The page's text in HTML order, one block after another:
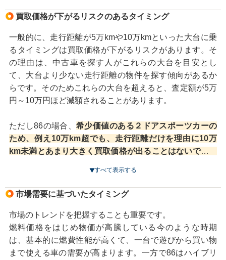
買取価格が下がるリスクのあるタイミング
一般的に、走行距離が5万kmや10万kmといった大台に乗
るタイミングは買取価格が下がるリスクがあります。そ
の理由は、中古車を探す人がこれらの大台を目安とし
て、大台より少ない走行距離の物件を探す傾向があるか
らです。そのためこれらの大台を超えると、査定額が5万
円～10万円ほど減額されることがあります。
ただし86の場合、 希少価値のある２ドアスポーツカーの
ため、例え10万km超でも、走行距離だけを理由に10万
km未満とあまり大きく買取価格が出ることはないでしょ
避けられません。
べく高く売却したいなら早めに手放すことを検討すると
良いでしょう。
すべて表示する
市場需要に基づいたタイミング
市場のトレンドを把握することも重要です。
燃料価格をはじめ物価が高騰している今のような時期
は、基本的に燃費性能が高くて、一台で遊びから買い物
まで使える車の需要が高まります。一方で86はハイブリ